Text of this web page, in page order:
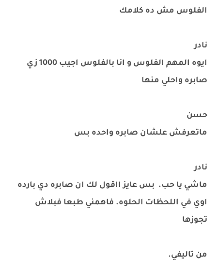
الفلوس مش ده كلامك
نادر
ايوه المهم الفلوس و انا بالفلوس اجيب 1000 زي
صابره واحلي منها
حسن
ماتعرفش علشان صابره واحده بس
نادر
ماشي يا حب. بس عايز ااقول لك ان صابره دي بارده
اوي في اللحظات الحلوه. فاهمني طبعا فبلاش
تجوزها
من تاليفي.